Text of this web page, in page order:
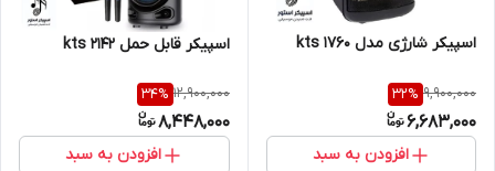
اسپیکر شارژی مدل kts 1760
9,900,000
32%
6,683,000
افزودن به سبد
اسپیکر قابل حمل kts 2142
12,900,000
34%
8,448,000
افزودن به سبد